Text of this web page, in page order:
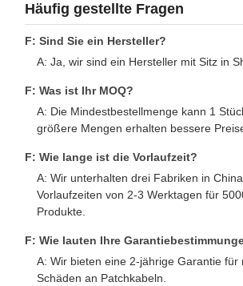
Häufig gestellte Fragen
F: Sind Sie ein Hersteller?
A: Ja, wir sind ein Hersteller mit Sitz in
F: Was ist Ihr MOQ?
A: Die Mindestbestellmenge kann 1
größere Mengen erhalten bessere
F: Wie lange ist die Vorlaufzeit?
A: Wir unterhalten drei Fabriken in
Vorlaufzeiten von 2-3 Werktagen für
Produkte.
F: Wie lauten Ihre
A: Wir bieten eine 2-jährige Garantie für
Schäden an Patchkabeln.